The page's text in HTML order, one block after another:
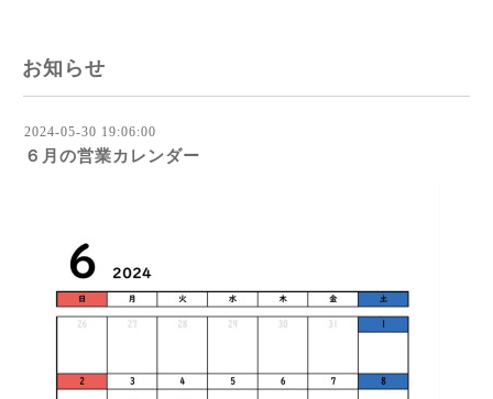
お知らせ
2024-05-30 19:06:00
６月の営業カレンダー